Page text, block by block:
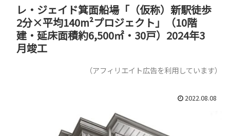
レ・ジェイド箕面船場「（仮称）新駅徒歩
2分×平均140m²プロジェクト」（10階
建・延床面積約6,500㎡・30戸）2024年3
月竣工
（アフィリエイト広告を利用しています）
2022.08.08